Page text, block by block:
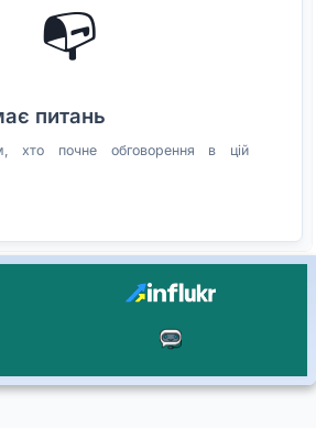
📭
питань
хто почне обговорення в цій